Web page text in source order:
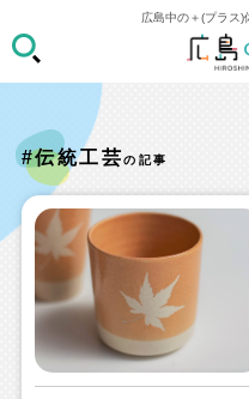
広島中の＋(プラス
#伝統工芸の記事